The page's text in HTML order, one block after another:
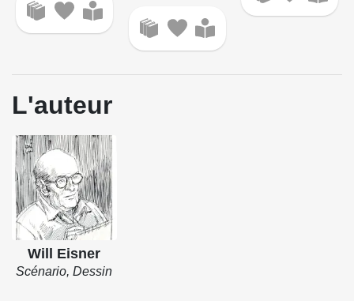
L'auteur
Will Eisner
Scénario, Dessin